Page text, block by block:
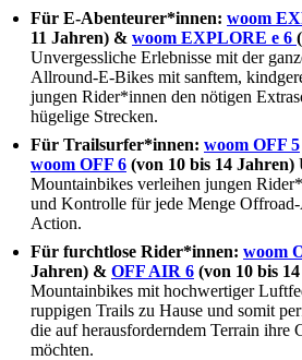
Für E-Abenteurer*innen: woom
11 Jahren) & woom EXPLORE e 6
Unvergessliche Erlebnisse mit der
Allround-E-Bikes mit sanftem,
jungen Rider*innen den nötigen
hügelige Strecken.
Für Trailsurfer*innen: woom OFF 5
woom OFF 6 (von 10 bis 14 Jahren)
Mountainbikes verleihen jungen
und Kontrolle für jede Menge
Action.
Für furchtlose Rider*innen: woom
Jahren) & OFF AIR 6 (von 10 bis
Mountainbikes mit hochwertiger
ruppigen Trails zu Hause und somit
die auf herausforderndem Terrain ihre
möchten.